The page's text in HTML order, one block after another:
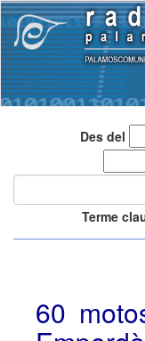
Des del
Terme
60